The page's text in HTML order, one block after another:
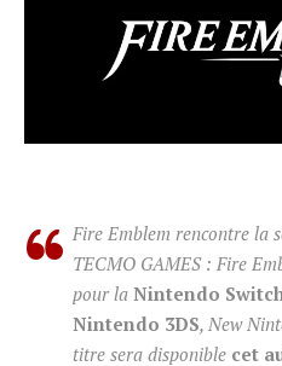
Fire Emblem rencontre la
TECMO GAMES : Fire
pour la Nintendo
Nintendo 3DS, New
titre sera disponible cet